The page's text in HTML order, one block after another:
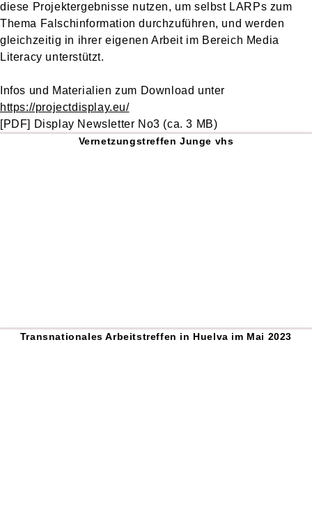
diese Projektergebnisse nutzen, um selbst LARPs zum
Thema Falschinformation durchzuführen, und werden
gleichzeitig in ihrer eigenen Arbeit im Bereich Media
Literacy unterstützt.
Infos und Materialien zum Download unter
https://projectdisplay.eu/
[PDF] Display Newsletter No3 (ca. 3 MB)
Vernetzungstreffen Junge vhs
Transnationales Arbeitstreffen in Huelva im Mai 2023